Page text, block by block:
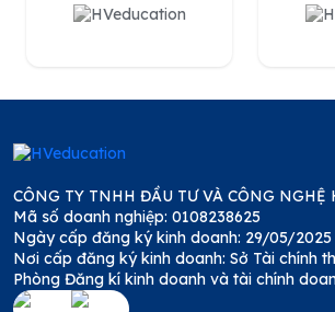
CÔNG TY TNHH ĐẦU TƯ VÀ CÔNG NGHỆ
Mã số doanh nghiệp: 0108238625
Ngày cấp đăng ký kinh doanh: 29/05/2025
Nơi cấp đăng ký kinh doanh: Sở Tài chính
Phòng Đăng kí kinh doanh và tài chính